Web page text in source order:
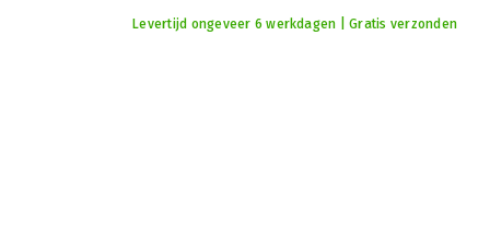
Levertijd ongeveer 6 werkdagen | Gratis verzonden